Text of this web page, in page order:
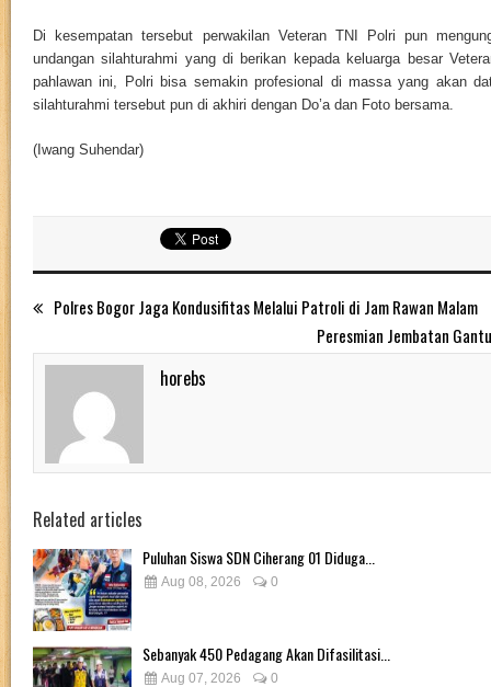
Di kesempatan tersebut perwakilan Veteran TNI Polri pun
undangan silahturahmi yang di berikan kepada keluarga besar
pahlawan ini, Polri bisa semakin profesional di massa yang akan
silahturahmi tersebut pun di akhiri dengan Do’a dan Foto bersama.
(Iwang Suhendar)
Polres Bogor Jaga Kondusifitas Melalui Patroli di Jam Rawan Malam
Peresmian Jembatan
horebs
Related articles
Puluhan Siswa SDN Ciherang 01 Diduga...
Aug 08, 2026 0
Sebanyak 450 Pedagang Akan Difasilitasi...
Aug 07, 2026 0